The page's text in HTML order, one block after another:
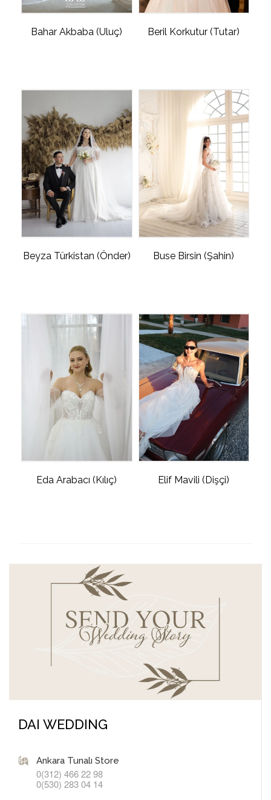
Bahar Akbaba (Uluç) Beril Korkutur (Tutar)
Beyza Türkistan (Önder) Buse Birsin (Şahin)
Eda Arabacı (Kılıç) Elif Mavili (Dişçi)
DAI WEDDING
Ankara Tunalı Store
0(312) 466 22 98
0(530) 283 04 14